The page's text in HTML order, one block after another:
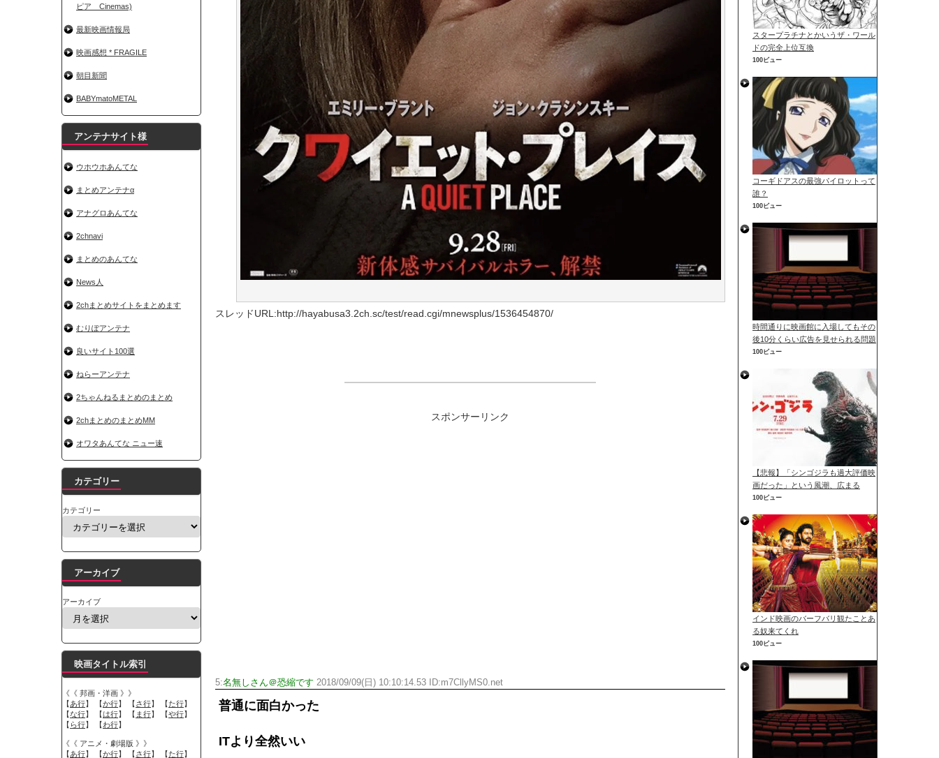
スレッドURL:http://hayabusa3.2ch.sc/test/read.cgi/mnewsplus/1536454870/
スポンサーリンク
5:名無しさん＠恐縮です 2018/09/09(日) 10:10:14.53 ID:m7CllyMS0.net
普通に面白かった
ITより全然いい
ピア Cinemas)
最新映画情報局
映画感想 * FRAGILE
朝目新聞
BABYmatoMETAL
アンテナサイト様
ウホウホあんてな
まとめアンテナα
アナグロあんてな
2chnavi
まとめのあんてな
News人
2chまとめサイトをまとめます
むりぽアンテナ
良いサイト100選
ねらーアンテナ
2ちゃんねるまとめのまとめ
2chまとめのまとめMM
オワタあんてな ニュー速
カテゴリー
カテゴリー
アーカイブ
アーカイブ
映画タイトル索引
《《 邦画・洋画 》》
【あ行】 【か行】 【さ行】 【た行】
【な行】 【は行】 【 ま行】 【や行】
【 ら行】 【わ行】
《《 アニメ・劇場版 》》
【あ行】 【か行】 【さ行】 【た行】
スタープラチナとかいうザ・ワール
ドの完全上位互換
100ビュー
コーギドアスの最強パイロットって
誰？
100ビュー
時間通りに映画館に入場してもその
後10分くらい広告を見せられる問題
100ビュー
【悲報】「シンゴジラも過大評価映
画だった」という風潮、広まる
100ビュー
インド映画のバーフバリ観たことあ
る奴来てくれ
100ビュー